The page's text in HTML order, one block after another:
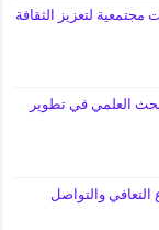
مجتمعية لتعزيز الثقافة
العلمي في تطوير
التعافي والتواصل